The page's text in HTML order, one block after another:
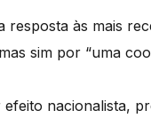
resposta às mais
sim por “uma
nacionalista,